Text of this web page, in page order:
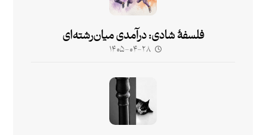
فلسفۀ شادی: درآمدی میان‌رشته‌ای
۱۴۰۵-۰۴-۲۸